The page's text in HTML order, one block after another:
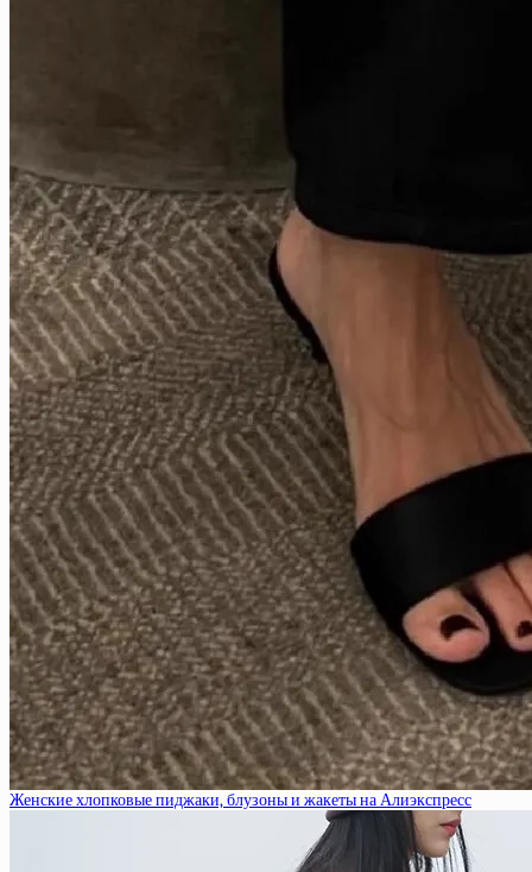
Женские хлопковые пиджаки, блузоны и жакеты на Алиэкспресс